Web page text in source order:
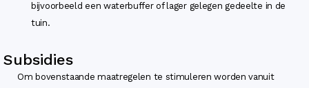
bijvoorbeeld een waterbuffer of lager gelegen gedeelte in de
tuin.
Subsidies
Om bovenstaande maatregelen te stimuleren worden vanuit